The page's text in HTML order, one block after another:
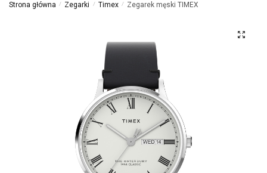
Strona główna / Zegarki / Timex / Zegarek męski TIMEX